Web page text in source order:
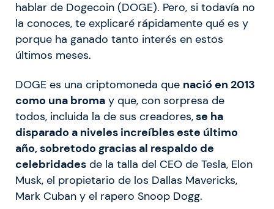
hablar de Dogecoin (DOGE). Pero, si todavía no
la conoces, te explicaré rápidamente qué es y
porque ha ganado tanto interés en estos
últimos meses.
DOGE es una criptomoneda que nació en 2013
como una broma y que, con sorpresa de
todos, incluida la de sus creadores,se ha
disparado a niveles increíbles este último
año, sobretodo gracias al respaldo de
celebridades de la talla del CEO de Tesla, Elon
Musk, el propietario de los Dallas Mavericks,
Mark Cuban y el rapero Snoop Dogg.